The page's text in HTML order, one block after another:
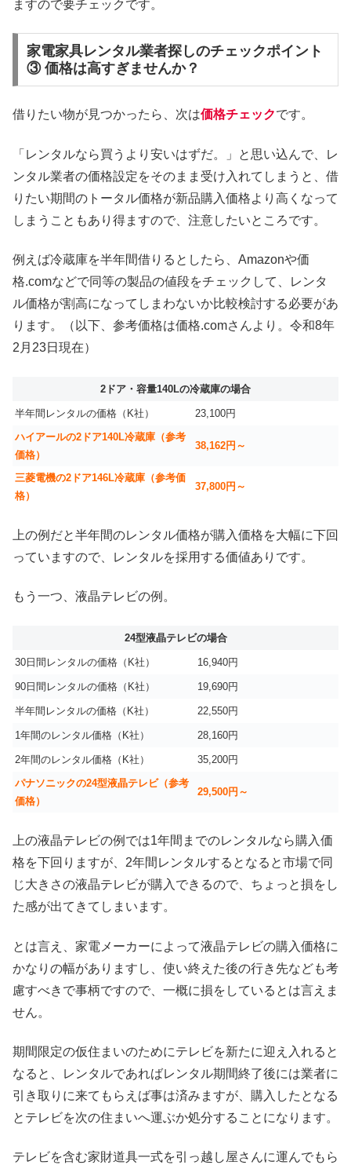
ますので要チェックです。
家電家具レンタル業者探しのチェックポイント
③ 価格は高すぎませんか？
借りたい物が見つかったら、次は価格チェックです。
「レンタルなら買うより安いはずだ。」と思い込んで、レ
ンタル業者の価格設定をそのまま受け入れてしまうと、借
りたい期間のトータル価格が新品購入価格より高くなって
しまうこともあり得ますので、注意したいところです。
例えば冷蔵庫を半年間借りるとしたら、Amazonや価
格.comなどで同等の製品の値段をチェックして、レンタ
ル価格が割高になってしまわないか比較検討する必要があ
ります。（以下、参考価格は価格.comさんより。令和8年
2月23日現在）
2ドア・容量140Lの冷蔵庫の場合
半年間レンタルの価格（K社）
23,100円
ハイアールの2ドア140L冷蔵庫（参考
価格）
38,162円～
三菱電機の2ドア146L冷蔵庫（参考価
格）
37,800円～
上の例だと半年間のレンタル価格が購入価格を大幅に下回
っていますので、レンタルを採用する価値ありです。
もう一つ、液晶テレビの例。
24型液晶テレビの場合
30日間レンタルの価格（K社） 16,940円
90日間レンタルの価格（K社） 19,690円
半年間レンタルの価格（K社） 22,550円
1年間のレンタル価格（K社） 28,160円
2年間のレンタル価格（K社）
35,200円
パナソニックの24型液晶テレビ（参考
価格）
29,500円～
上の液晶テレビの例では1年間までのレンタルなら購入価
格を下回りますが、2年間レンタルするとなると市場で同
じ大きさの液晶テレビが購入できるので、ちょっと損をし
た感が出てきてしまいます。
とは言え、家電メーカーによって液晶テレビの購入価格に
かなりの幅がありますし、使い終えた後の行き先なども考
慮すべきで事柄ですので、一概に損をしているとは言えま
せん。
期間限定の仮住まいのためにテレビを新たに迎え入れると
なると、レンタルであればレンタル期間終了後には業者に
引き取りに来てもらえば事は済みますが、購入したとなる
とテレビを次の住まいへ運ぶか処分することになります。
テレビを含む家財道具一式を引っ越し屋さんに運んでもら